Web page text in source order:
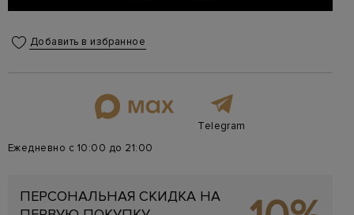
Добавить в избранное
Telegram
Ежедневно с 10:00 до 21:00
ПЕРСОНАЛЬНАЯ СКИДКА НА